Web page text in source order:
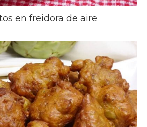
en freidora de aire